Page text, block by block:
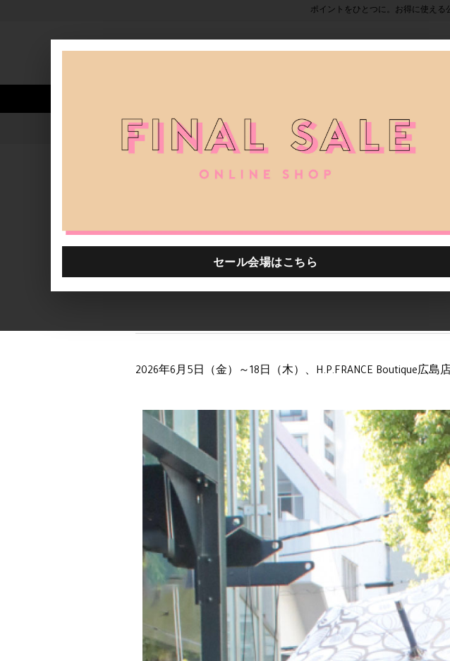
ポイントをひとつに。お得に使える
人気ワード セール 40th限定 ピアス バッグ
【6/5～ | Boutique 広島】
2026年6月5日（金）～18日（木）、H.P.FRANCE Boutique広